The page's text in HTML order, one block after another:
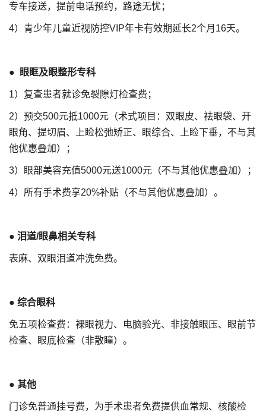
专车接送，提前电话预约，路途无忧；
4）青少年儿童近视防控VIP年卡有效期延长2个月16天。
● 眼眶及眼整形专科
1）复查患者就诊免裂隙灯检查费；
2）预交500元抵1000元（术式项目：双眼皮、祛眼袋、开
眼角、提切眉、上睑松弛矫正、眼综合、上睑下垂，不与其
他优惠叠加）；
3）眼部美容充值5000元送1000元（不与其他优惠叠加）；
4）所有手术费享20%补贴（不与其他优惠叠加）。
● 泪道/眼鼻相关专科
表麻、双眼泪道冲洗免费。
● 综合眼科
免五项检查费：裸眼视力、电脑验光、非接触眼压、眼前节
检查、眼底检查（非散瞳）。
● 其他
门诊免普通挂号费，为手术患者免费提供血常规、核酸检